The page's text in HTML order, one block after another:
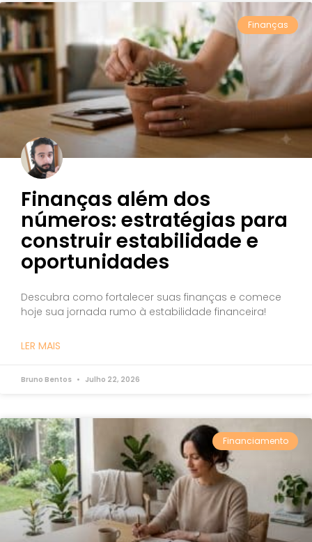
Finanças
Finanças além dos
números: estratégias para
construir estabilidade e
oportunidades
Descubra como fortalecer suas finanças e comece
hoje sua jornada rumo à estabilidade financeira!
LER MAIS
Bruno Bentos Julho 22, 2026
Financiamento